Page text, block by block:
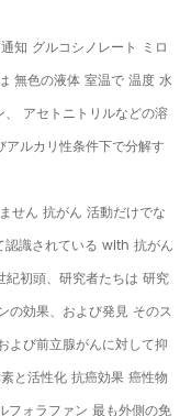
知 グルコシノレート ミロ
無色の液体 室温で 温度 水
アセトニトリルなどの溶
ルカリ性条件下で分解す
せん 抗がん 活動だけでな
認識されている with 抗がん
初頭、研究者たちは 研究
の効果、および発見 そのス
よび前立腺がんに対して抑
と活性化 抗癌効果 癌性物
フォラファン 最も外側の免